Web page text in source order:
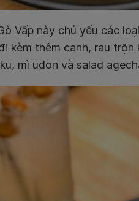
Vấp này chủ yếu các
kèm thêm canh, rau
mì udon và salad